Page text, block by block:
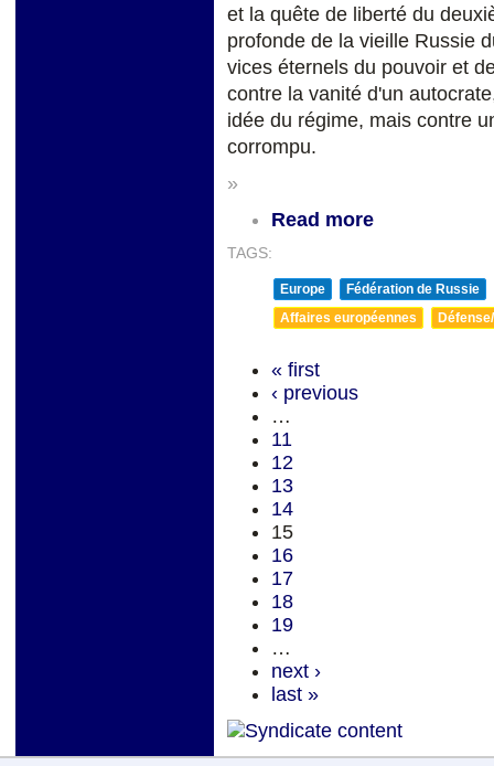
et la quête de liberté du
profonde de la vieille Russie
vices éternels du pouvoir et
contre la vanité d'un
idée du régime, mais contre
corrompu.
»
Read more
TAGS:
Europe
Fédération de Russie
Affaires européennes
« first
‹ previous
…
11
12
13
14
15
16
17
18
19
…
next ›
last »